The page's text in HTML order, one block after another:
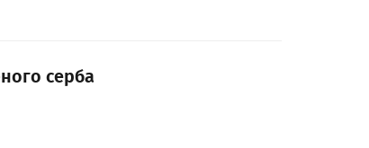
серба